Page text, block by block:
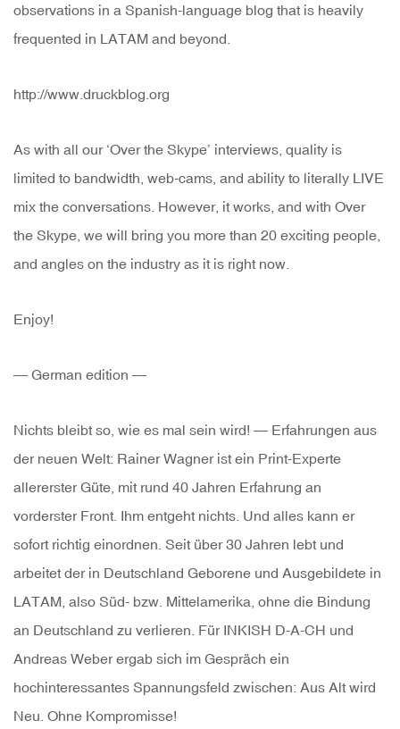
observations in a Spanish-language blog that is heavily
frequented in LATAM and beyond.
http://www.druckblog.org
As with all our ‘Over the Skype’ interviews, quality is
limited to bandwidth, web-cams, and ability to literally LIVE
mix the conversations. However, it works, and with Over
the Skype, we will bring you more than 20 exciting people,
and angles on the industry as it is right now.
Enjoy!
— German edition —
Nichts bleibt so, wie es mal sein wird! — Erfahrungen aus
der neuen Welt: Rainer Wagner ist ein Print-Experte
allererster Güte, mit rund 40 Jahren Erfahrung an
vorderster Front. Ihm entgeht nichts. Und alles kann er
sofort richtig einordnen. Seit über 30 Jahren lebt und
arbeitet der in Deutschland Geborene und Ausgebildete in
LATAM, also Süd- bzw. Mittelamerika, ohne die Bindung
an Deutschland zu verlieren. Für INKISH D-A-CH und
Andreas Weber ergab sich im Gespräch ein
hochinteressantes Spannungsfeld zwischen: Aus Alt wird
Neu. Ohne Kompromisse!